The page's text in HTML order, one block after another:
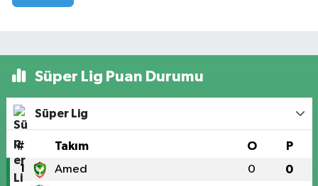
Süper Lig Puan Durumu
Süper Lig
# Takım O P
1 Amed 0 0